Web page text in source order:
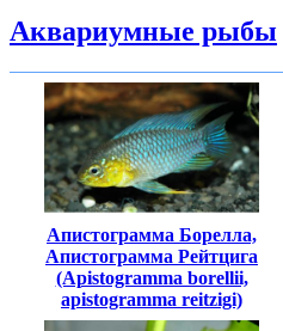
Аквариумные рыбы
Апистограмма Борелла,
Апистограмма Рейтцига
(Apistogramma borellii,
аpistogramma reitzigi)